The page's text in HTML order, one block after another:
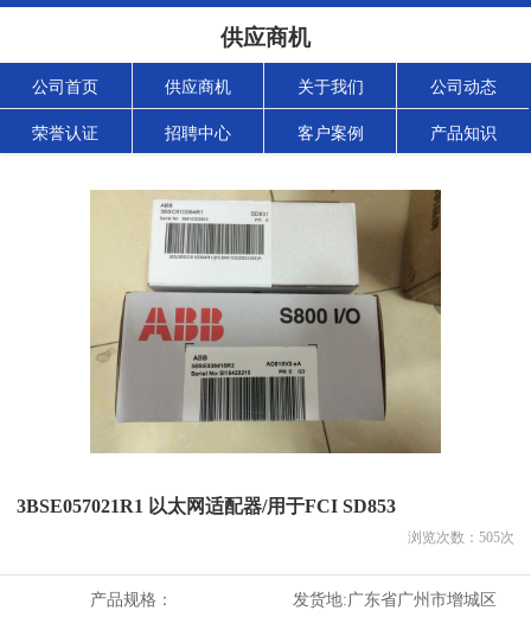
供应商机
公司首页 供应商机 关于我们 公司动态
荣誉认证 招聘中心 客户案例 产品知识
3BSE057021R1 以太网适配器/用于FCI SD853
浏览次数： 505次
产品规格： 发货地:广东省广州市增城区